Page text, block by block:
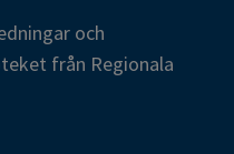
och
från Regionala